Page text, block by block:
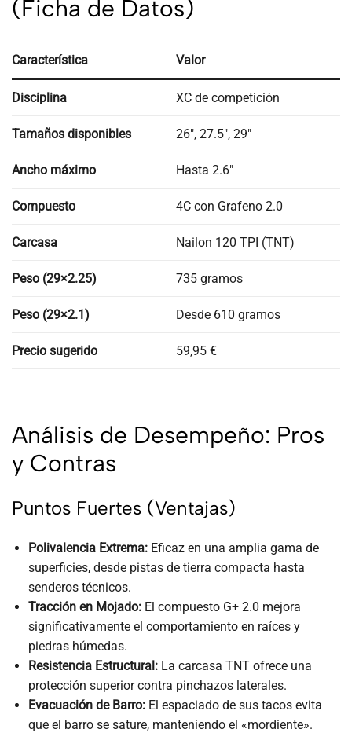
(Ficha de Datos)
Característica Valor
Disciplina XC de competición
Tamaños disponibles 26″, 27.5″, 29″
Ancho máximo Hasta 2.6″
Compuesto 4C con Grafeno 2.0
Carcasa Nailon 120 TPI (TNT)
Peso (29×2.25) 735 gramos
Peso (29×2.1) Desde 610 gramos
Precio sugerido 59,95 €
Análisis de Desempeño: Pros
y Contras
Puntos Fuertes (Ventajas)
Polivalencia Extrema:Eficaz en una amplia gama de
superficies, desde pistas de tierra compacta hasta
senderos técnicos.
Tracción en Mojado:El compuesto G+ 2.0 mejora
significativamente el comportamiento en raíces y
piedras húmedas.
Resistencia Estructural:La carcasa TNT ofrece una
protección superior contra pinchazos laterales.
Evacuación de Barro:El espaciado de sus tacos evita
que el barro se sature, manteniendo el «mordiente».